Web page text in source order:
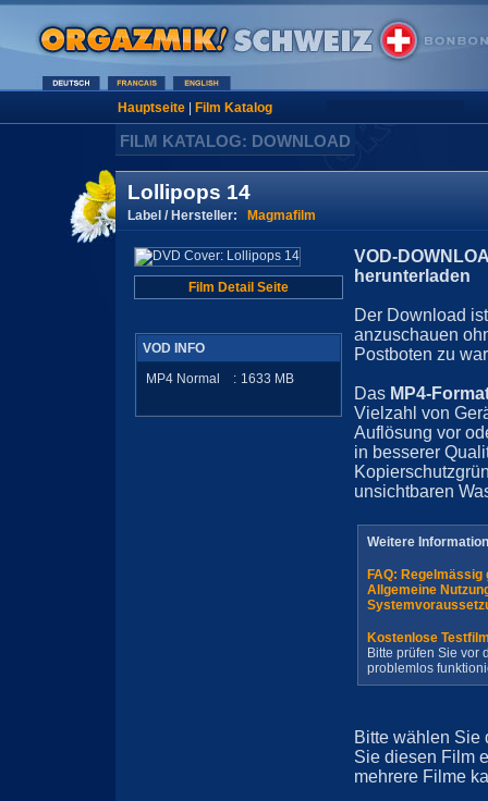
Hauptseite| Film Katalog
FILM KATALOG: DOWNLOAD
Lollipops 14
Label / Hersteller: Magmafilm
Film Detail Seite
VOD INFO
MP4 Normal
: 1633 MB
VOD-
herunterladen
Der Download
anzuschauen
Postboten zu
Das MP4-
Vielzahl von
Auflösung vor
in besserer
unsichtbaren
Weitere
FAQ:
Allgemeine
Kostenlose
Bitte prüfen Sie vor
problemlos
Bitte wählen Sie
Sie diesen Film
mehrere Filme